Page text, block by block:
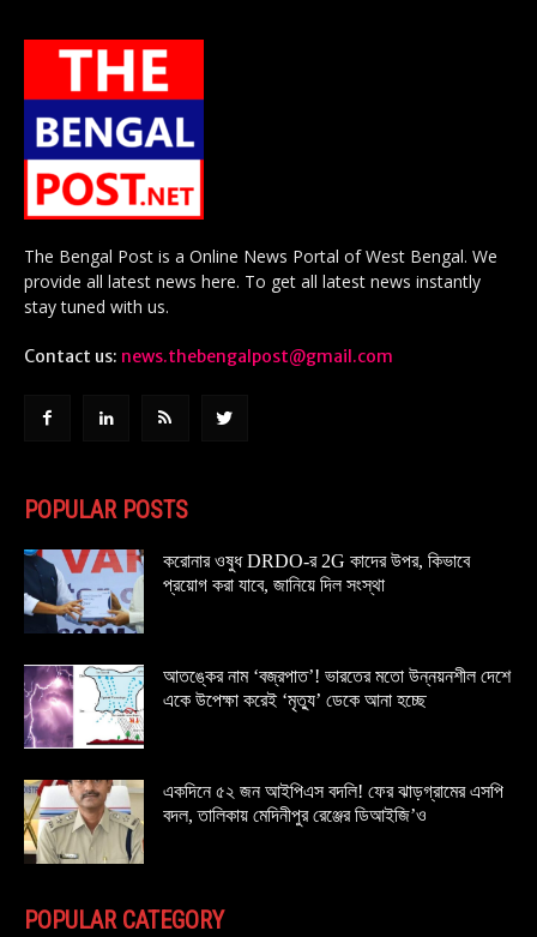
The Bengal Post is a Online News Portal of West Bengal. We
provide all latest news here. To get all latest news instantly
stay tuned with us.
Contact us: news.thebengalpost@gmail.com
POPULAR POSTS
করোনার ওষুধ DRDO-র 2G কাদের উপর, কিভাবে
প্রয়োগ করা যাবে, জানিয়ে দিল সংস্থা
আতঙ্কের নাম ‘বজ্রপাত’! ভারতের মতো উন্নয়নশীল দেশে
একে উপেক্ষা করেই ‘মৃত্যু’ ডেকে আনা হচ্ছে
একদিনে ৫২ জন আইপিএস বদলি! ফের ঝাড়গ্রামের এসপি
বদল, তালিকায় মেদিনীপুর রেঞ্জের ডিআইজি’ও
POPULAR CATEGORY